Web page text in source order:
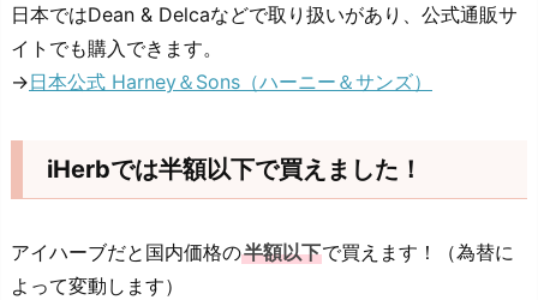
日本ではDean & Delcaなどで取り扱いがあり、公式通販サ
イトでも購入できます。
→日本公式 Harney＆Sons（ハーニー＆サンズ）
iHerbでは半額以下で買えました！
アイハーブだと国内価格の半額以下で買えます！（為替に
よって変動します）